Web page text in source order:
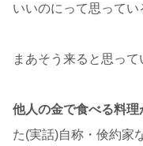
いいのにって思ってい
まあそう来ると思って
他人の金で食べる料
た(実話)自称・倹約家